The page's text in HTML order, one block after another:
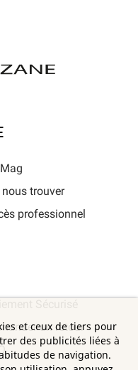
et ceux de tiers pour
des publicités liées à
de navigation.
nous trouver
professionnel
un retour